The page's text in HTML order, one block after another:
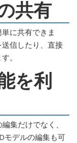
共有
に共有できま
信したり、直接
。
を利
集だけでなく、
モデルの編集も可